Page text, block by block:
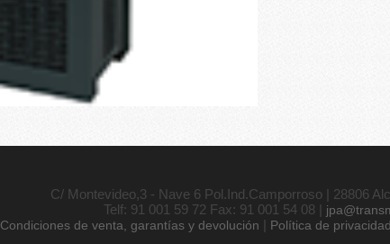
C/ Montevideo,3 - Nave 6 Pol.Ind.Camporroso | 28806
Telf: 91 001 59 72 Fax: 91 001 54 08 |
Condiciones de venta, garantías y devolución
Política de privacidad